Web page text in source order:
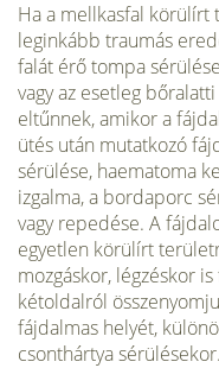
Ha a mellkasfal körülírt
leginkább traumás
falát érő tompa
vagy az esetleg
eltűnnek, amikor a
ütés után mutatkozó
sérülése, haematoma
izgalma, a bordaporc
vagy repedése. A
egyetlen körülírt
mozgáskor, légzéskor
kétoldalról
fájdalmas helyét,
csonthártya sérülésekor.